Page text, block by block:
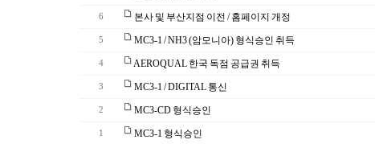
6 본사 및 부산지점 이전 / 홈페이지 개정
5 MC3-1 / NH3 (암모니아) 형식승인 취득
4 AEROQUAL 한국 독점 공급권 취득
3 MC3-1 / DIGITAL 통신
2 MC3-CD 형식승인
1 MC3-1 형식승인